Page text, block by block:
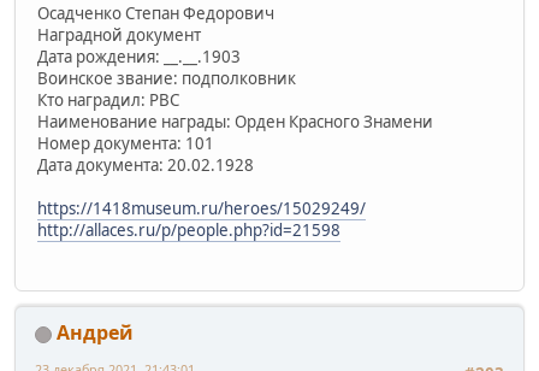
Осадченко Степан Федорович
Наградной документ
Дата рождения: __.__.1903
Воинское звание: подполковник
Кто наградил: РВС
Наименование награды: Орден Красного Знамени
Номер документа: 101
Дата документа: 20.02.1928
https://1418museum.ru/heroes/15029249/
http://allaces.ru/p/people.php?id=21598
Андрей